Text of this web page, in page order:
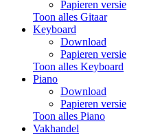
Papieren versie
Toon alles Gitaar
Keyboard
Download
Papieren versie
Toon alles Keyboard
Piano
Download
Papieren versie
Toon alles Piano
Vakhandel